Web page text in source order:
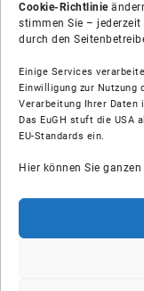
Cookie-Richtlinie
stimmen Sie –
durch den
Einige Services
Einwilligung zur Nutzung
Verarbeitung Ihrer Daten
Das EuGH stuft die USA
EU-Standards ein.
Hier können Sie
Über uns